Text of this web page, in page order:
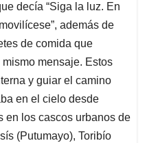
decía “Siga la luz. En
además de
de comida que
mensaje. Estos
y guiar el camino
en el cielo desde
en los cascos urbanos de
(Putumayo), Toribío